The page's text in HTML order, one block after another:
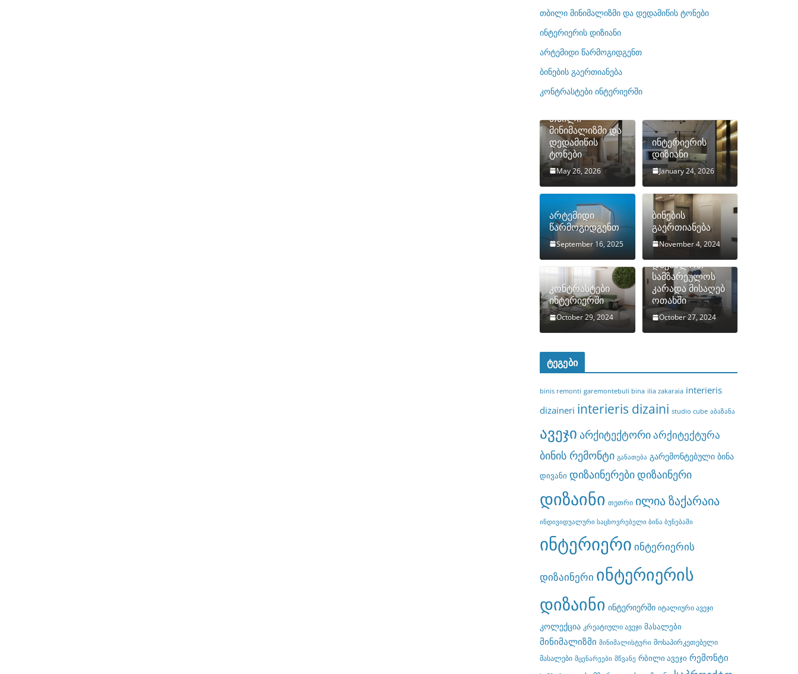
ო
რ
ბ
ი
თბილი მინიმალიზმი და დედამიწის ტონები
ინტერიერის დიზიანი
არტემიდი წარმოგიდგენთ
ბინების გაერთიანება
კონტრასტები ინტერიერში
თბილი
მინიმალიზმი და
დედამიწის
ტონები
May 26, 2026
ინტერიერის
დიზიანი
January 24, 2026
არტემიდი
წარმოგიდგენთ
September 16, 2025
ბინების
გაერთიანება
November 4, 2024
კონტრასტები
ინტერიერში
October 29, 2024
როგორ
დავმალოთ
სამზარეულოს
კარადა მისაღებ
ოთახში
October 27, 2024
ტეგები
binis remonti garemontebuli bina ilia zakaraia interieris
dizaineri interieris dizaini studio cube აბაზანა
ავეჯი არქიტექტორიარქიტექტურა
ბინის რემონტი განათება გარემონტებული ბინა
დივანი დიზაინერებიდიზაინერი
დიზაინი თეთრი ილია ზაქარაია
ინდივიდუალური საცხოვრებელი ბინა ბუნებაში
ინტერიერი ინტერიერის
დიზაინერი ინტერიერის
დიზაინი ინტერიერში იტალიური ავეჯი
კოლექცია კრეატიული ავეჯი მასალები
მინიმალიზმი მინიმალისტური მოსაპირკეთებელი
მასალები მცენარეები მწვანე რბილი ავეჯი რემონტი